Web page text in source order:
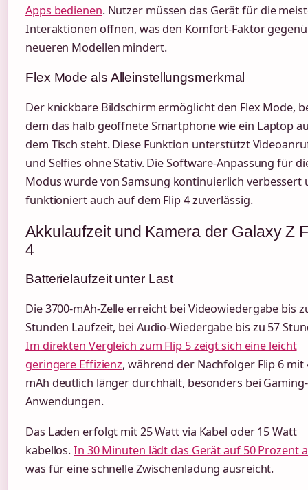
Apps bedienen. Nutzer müssen das Gerät für die
Interaktionen öffnen, was den Komfort-Faktor
neueren Modellen mindert.
Flex Mode als Alleinstellungsmerkmal
Der knickbare Bildschirm ermöglicht den Flex Mode,
dem das halb geöffnete Smartphone wie ein Laptop
dem Tisch steht. Diese Funktion unterstützt
und Selfies ohne Stativ. Die Software-Anpassung für
Modus wurde von Samsung kontinuierlich verbessert
funktioniert auch auf dem Flip 4 zuverlässig.
Akkulaufzeit und Kamera der Galaxy Z
4
Batterielaufzeit unter Last
Die 3700-mAh-Zelle erreicht bei Videowiedergabe bis
Stunden Laufzeit, bei Audio-Wiedergabe bis zu 57
Im direkten Vergleich zum Flip 5 zeigt sich eine leicht
geringere Effizienz, während der Nachfolger Flip 6 mit
mAh deutlich länger durchhält, besonders bei Gaming-
Anwendungen.
Das Laden erfolgt mit 25 Watt via Kabel oder 15 Watt
kabellos.In 30 Minuten lädt das Gerät auf 50 Prozent
was für eine schnelle Zwischenladung ausreicht.